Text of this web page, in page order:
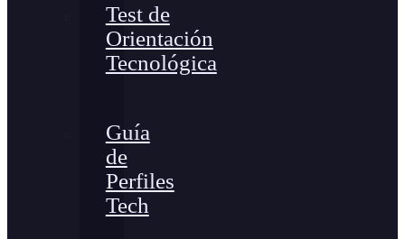
Test de
Orientación
Tecnológica
Guía
de
Perfiles
Tech